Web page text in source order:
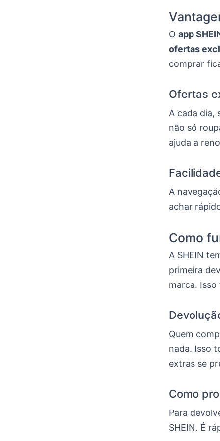
O app
ofertas
comprar
Ofertas
A cada dia,
não só
ajuda a
A
achar
Como
A SHEIN
primeira
marca.
Quem
nada. Isso
extras se
Como
Para
SHEIN. É